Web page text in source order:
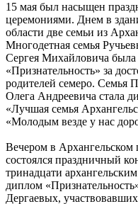
15 мая был насыщен
церемониями. Днем в
области две семьи из
Многодетная семья
Сергея Михайловича была
«Признательность» за
родителей семеро. Семья
Олега Андреевича стала
«Лучшая семья
«Молодым везде у нас
Вечером в Архангельском
состоялся праздничный
тринадцати
диплом
Дергаевых,